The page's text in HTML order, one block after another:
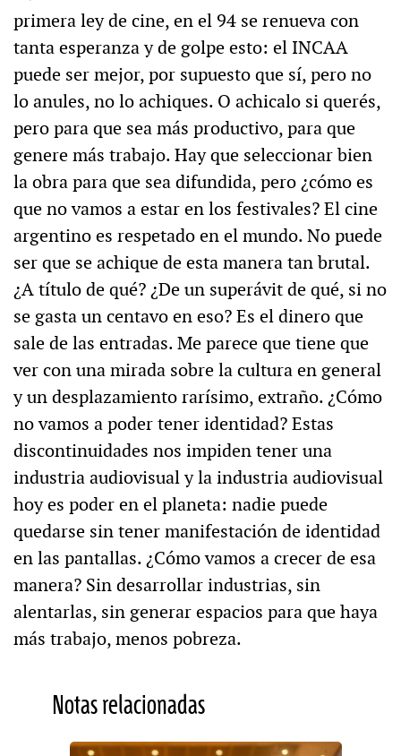
primera ley de cine, en el 94 se renueva con
tanta esperanza y de golpe esto: el INCAA
puede ser mejor, por supuesto que sí, pero no
lo anules, no lo achiques. O achicalo si querés,
pero para que sea más productivo, para que
genere más trabajo. Hay que seleccionar bien
la obra para que sea difundida, pero ¿cómo es
que no vamos a estar en los festivales? El cine
argentino es respetado en el mundo. No puede
ser que se achique de esta manera tan brutal.
¿A título de qué? ¿De un superávit de qué, si no
se gasta un centavo en eso? Es el dinero que
sale de las entradas. Me parece que tiene que
ver con una mirada sobre la cultura en general
y un desplazamiento rarísimo, extraño. ¿Cómo
no vamos a poder tener identidad? Estas
discontinuidades nos impiden tener una
industria audiovisual y la industria audiovisual
hoy es poder en el planeta: nadie puede
quedarse sin tener manifestación de identidad
en las pantallas. ¿Cómo vamos a crecer de esa
manera? Sin desarrollar industrias, sin
alentarlas, sin generar espacios para que haya
más trabajo, menos pobreza.
Notas relacionadas